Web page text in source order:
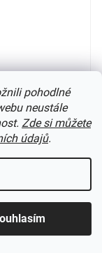
pohodlné
neustále
Zde si můžete
údajů.
DR, Ep.IV /